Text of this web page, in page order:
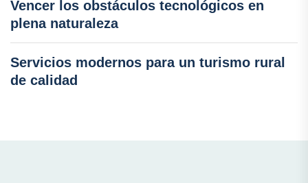
Vencer los obstáculos tecnológicos en
plena naturaleza
Servicios modernos para un turismo rural
de calidad